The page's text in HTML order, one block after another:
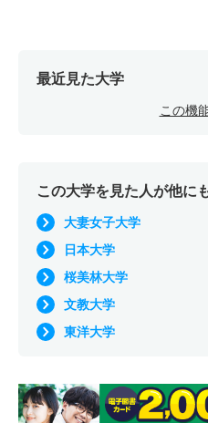
最近見た大学
この機
この大学を見た人が他に
大妻女子大学
日本大学
桜美林大学
文教大学
東洋大学